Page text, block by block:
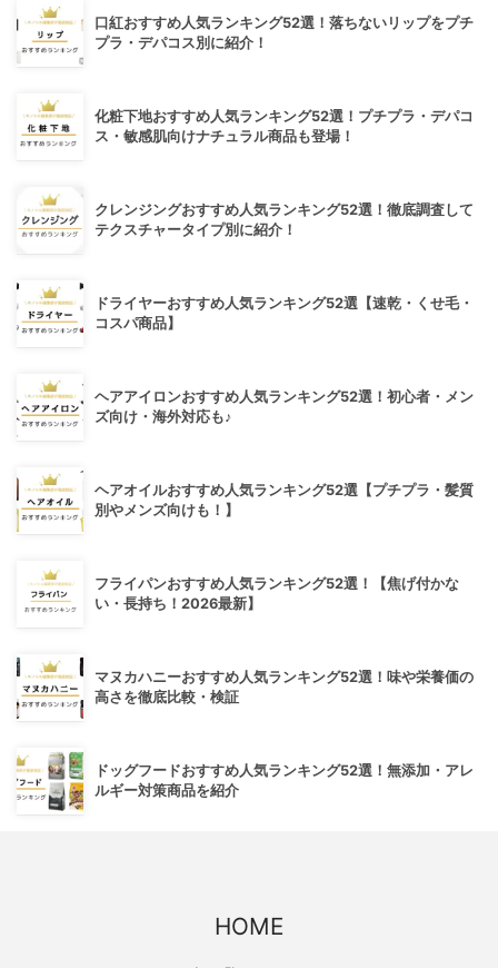
口紅おすすめ人気ランキング52選！落ちないリップをプチ
プラ・デパコス別に紹介！
化粧下地おすすめ人気ランキング52選！プチプラ・デパコ
ス・敏感肌向けナチュラル商品も登場！
クレンジングおすすめ人気ランキング52選！徹底調査して
テクスチャータイプ別に紹介！
ドライヤーおすすめ人気ランキング52選【速乾・くせ毛・
コスパ商品】
ヘアアイロンおすすめ人気ランキング52選！初心者・メン
ズ向け・海外対応も♪
ヘアオイルおすすめ人気ランキング52選【プチプラ・髪質
別やメンズ向けも！】
フライパンおすすめ人気ランキング52選！【焦げ付かな
い・長持ち！2026最新】
マヌカハニーおすすめ人気ランキング52選！味や栄養価の
高さを徹底比較・検証
ドッグフードおすすめ人気ランキング52選！無添加・アレ
ルギー対策商品を紹介
HOME